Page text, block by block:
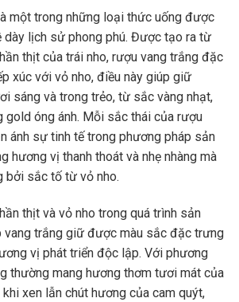
là một trong những loại thức uống được
dày lịch sử phong phú. Được tạo ra từ
thịt của trái nho, rượu vang trắng đặc
xúc với vỏ nho, điều này giúp giữ
sáng và trong trẻo, từ sắc vàng nhạt,
gold óng ánh. Mỗi sắc thái của rượu
ánh sự tinh tế trong phương pháp sản
hương vị thanh thoát và nhẹ nhàng mà
bởi sắc tố từ vỏ nho.
thịt và vỏ nho trong quá trình sản
vang trắng giữ được màu sắc đặc trưng
vị phát triển độc lập. Với phương
thường mang hương thơm tươi mát của
xen lẫn chút hương của cam quýt,